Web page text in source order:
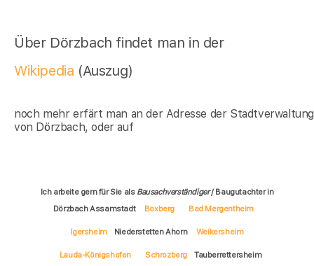
Über Dörzbach findet man in der
Wikipedia (Auszug)
noch mehr erfärt man an der Adresse der Stadtverwaltung
von Dörzbach, oder auf
Ich arbeite gern für Sie als Bausachverständiger/ Baugutachter in
Dörzbach Assamstadt
Boxberg Bad Mergentheim
Igersheim Niederstetten Ahorn Weikersheim
Lauda-Königshofen Schrozberg
Tauberrettersheim